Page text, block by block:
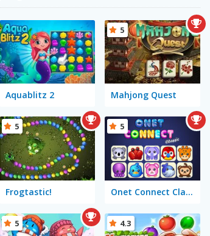
Aquablitz 2 Mahjong Quest
5
Frogtastic!
5
Onet Connect Classic
5
5 4.3